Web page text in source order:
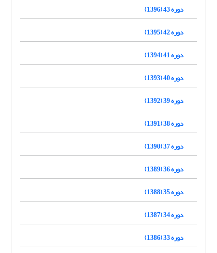
دوره 43 (1396)
دوره 42 (1395)
دوره 41 (1394)
دوره 40 (1393)
دوره 39 (1392)
دوره 38 (1391)
دوره 37 (1390)
دوره 36 (1389)
دوره 35 (1388)
دوره 34 (1387)
دوره 33 (1386)